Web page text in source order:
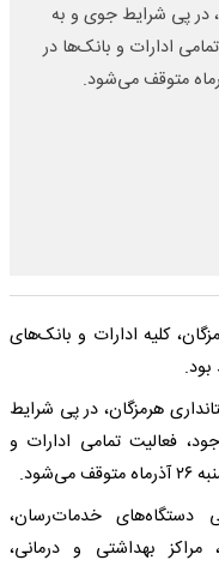
در پی شرایط جوی و به
ادارات و بانک‌ها در
کلیه ادارات و بانک‌های
هرمزگان، در پی شرایط
فعالیت تمامی ادارات و
دستگاه‌های خدمات‌رسان،
بهداشتی و درمانی،